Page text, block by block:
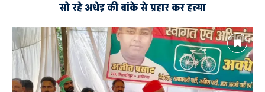
सो रहे अधेड़ की बांके से प्रहार कर हत्या